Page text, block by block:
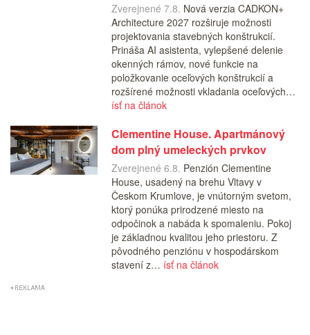
Zverejnené 7.8. Nová verzia CADKON+
Architecture 2027 rozširuje možnosti
projektovania stavebných konštrukcií.
Prináša AI asistenta, vylepšené delenie
okenných rámov, nové funkcie na
položkovanie oceľových konštrukcií a
rozšírené možnosti vkladania oceľových…
ísť na článok
Clementine House. Apartmánový
dom plný umeleckých prvkov
Zverejnené 6.8. Penzión Clementine
House, usadený na brehu Vltavy v
Českom Krumlove, je vnútorným svetom,
ktorý ponúka prirodzené miesto na
odpočinok a nabáda k spomaleniu. Pokoj
je základnou kvalitou jeho priestoru. Z
pôvodného penziónu v hospodárskom
stavení z… ísť na článok